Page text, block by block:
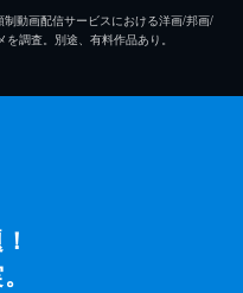
動画配信サービスにおける洋画/邦画/
調査。別途、有料作品あり。